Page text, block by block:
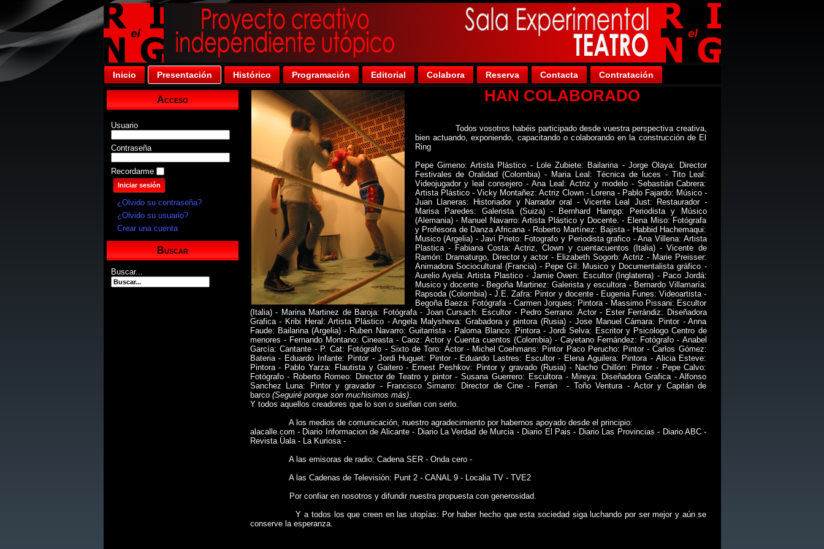
Inicio Presentación Histórico Programación Editorial Colabora Reserva Contacta Contratación
Acceso
Usuario
Contraseña
Recordarme
¿Olvido su contraseña?
¿Olvido su usuario?
Crear una cuenta
Buscar
Buscar...
HAN COLABORADO
Todos vosotros habéis participado desde vuestra perspectiva creativa,
bien actuando, exponiendo, capacitando o colaborando en la construcción de El
Ring
Pepe Gimeno: Artista Plástico - Lole Zubiete: Bailarina - Jorge Olaya: Director
Festivales de Oralidad (Colombia) - Maria Leal: Técnica de luces - Tito Leal:
Videojugador y leal consejero - Ana Leal: Actriz y modelo - Sebastián Cabrera:
Artista Plástico - Vicky Montañez: Actriz Clown - Lorena - Pablo Fajardo: Músico -
Juan Llaneras: Historiador y Narrador oral - Vicente Leal Just: Restaurador -
Marisa Paredes: Galerista (Suiza) - Bernhard Hampp: Periodista y Músico
(Alemania) - Manuel Navarro: Artista Plástico y Docente. - Elena Miso: Fotógrafa
y Profesora de Danza Africana - Roberto Martínez: Bajista - Habbid Hachemaqui:
Musico (Argelia) - Javi Prieto: Fotografo y Periodista grafico - Ana Villena: Artista
Plastica - Fabiana Costa: Actriz, Clown y cuentacuentos (Italia) - Vicente de
Ramón: Dramaturgo, Director y actor - Elizabeth Sogorb: Actriz - Marie Preisser:
Animadora Sociocultural (Francia) - Pepe Gil: Musico y Documentalista gráfico -
Aurelio Ayela: Artista Plastico - Jamie Owen: Escultor (Inglaterra) - Paco Jordá:
Musico y docente - Begoña Martinez: Galerista y escultora - Bernardo Villamaría:
Rapsoda (Colombia) - J.E. Zafra: Pintor y docente - Eugenia Funes: Videoartista -
Begoña Baeza: Fotógrafa - Carmen Jorques: Pintora - Massimo Pissani: Escultor
(Italia) - Marina Martinez de Baroja: Fotógrafa - Joan Cursach: Escultor - Pedro Serrano: Actor - Ester Ferrándiz: Diseñadora
Grafica - Kribi Heral: Artista Plástico - Angela Malysheva: Grabadora y pintora (Rusia) - Jose Manuel Cámara: Pintor - Anna
Faude: Bailarina (Argelia) - Ruben Navarro: Guitarrista - Paloma Blanco: Pintora - Jordi Selva: Escritor y Psicologo Centro de
menores - Fernando Montano: Cineasta - Caoz: Actor y Cuenta cuentos (Colombia) - Cayetano Fernández: Fotógrafo - Anabel
García: Cantante - P. Cat: Fotógrafo - Sixto de Toro: Actor - Michel Coehmans: Pintor Paco Perucho: Pintor - Carlos Gómez:
Bateria - Eduardo Infante: Pintor - Jordi Huguet: Pintor - Eduardo Lastres: Escultor - Elena Aguilera: Pintora - Alicia Esteve:
Pintora - Pablo Yarza: Flautista y Gaitero - Ernest Peshkov: Pintor y gravado (Rusia) - Nacho Chillón: Pintor - Pepe Calvo:
Fotógrafo - Roberto Romeo: Director de Teatro y pintor - Susana Guerrero: Escultora - Mireya: Diseñadora Grafica - Alfonso
Sanchez Luna: Pintor y gravador - Francisco Simarro: Director de Cine - Ferrán - Toño Ventura - Actor y Capitán de
barco (Seguiré porque son muchisimos más).
Y todos aquellos creadores que lo son o sueñan con serlo.
A los medios de comunicación, nuestro agradecimiento por habernos apoyado desde el principio:
alacalle.com - Diario Informacion de Alicante - Diario La Verdad de Murcia - Diario El Pais - Diario Las Provincias - Diario ABC -
Revista Üala - La Kuriosa -
A las emisoras de radio: Cadena SER - Onda cero -
A las Cadenas de Televisión: Punt 2 - CANAL 9 - Localia TV - TVE2
Por confiar en nosotros y difundir nuestra propuesta con generosidad.
Y a todos los que creen en las utopías: Por haber hecho que esta sociedad siga luchando por ser mejor y aún se
conserve la esperanza.